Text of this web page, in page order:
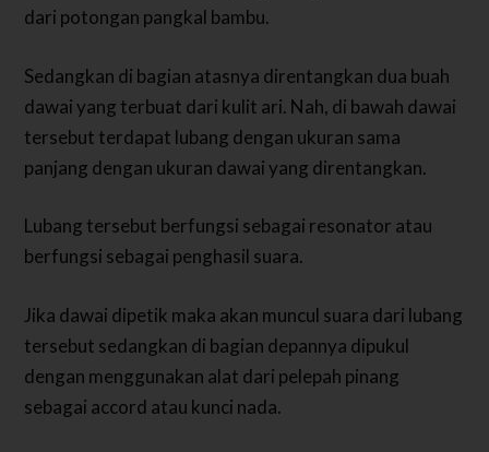
dari potongan pangkal bambu.
Sedangkan di bagian atasnya direntangkan dua buah
dawai yang terbuat dari kulit ari. Nah, di bawah dawai
tersebut terdapat lubang dengan ukuran sama
panjang dengan ukuran dawai yang direntangkan.
Lubang tersebut berfungsi sebagai resonator atau
berfungsi sebagai penghasil suara.
Jika dawai dipetik maka akan muncul suara dari lubang
tersebut sedangkan di bagian depannya dipukul
dengan menggunakan alat dari pelepah pinang
sebagai accord atau kunci nada.